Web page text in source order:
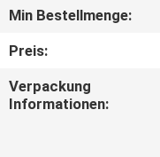
KONTAKT
MIT
Min Bestellmenge:
Preis:
Verpackung
Informationen: